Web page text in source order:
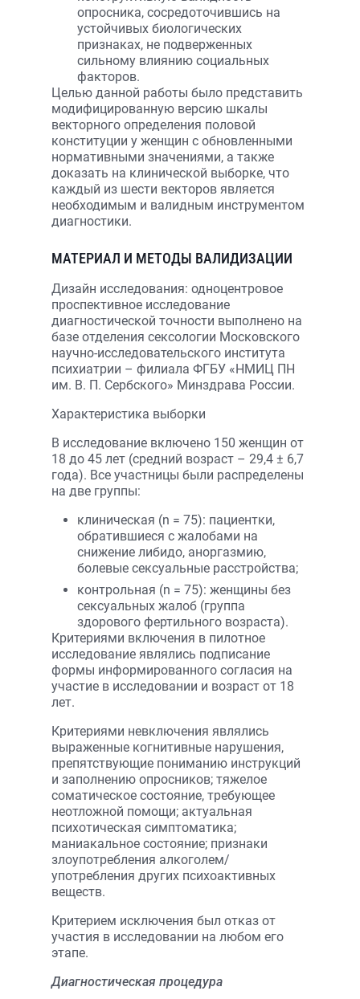
опросника, сосредоточившись на
устойчивых биологических
признаках, не подверженных
сильному влиянию социальных
факторов.
Целью данной работы было представить
модифицированную версию шкалы
векторного определения половой
конституции у женщин с обновленными
нормативными значениями, а также
доказать на клинической выборке, что
каждый из шести векторов является
необходимым и валидным инструментом
диагностики.
МАТЕРИАЛ И МЕТОДЫ ВАЛИДИЗАЦИИ
Дизайн исследования: одноцентровое
проспективное исследование
диагностической точности выполнено на
базе отделения сексологии Московского
научно-исследовательского института
психиатрии – филиала ФГБУ «НМИЦ ПН
им. В. П. Сербского» Минздрава России.
Характеристика выборки
В исследование включено 150 женщин от
18 до 45 лет (средний возраст – 29,4 ± 6,7
года). Все участницы были распределены
на две группы:
клиническая (n = 75): пациентки,
обратившиеся с жалобами на
снижение либидо, аноргазмию,
болевые сексуальные расстройства;
контрольная (n = 75): женщины без
сексуальных жалоб (группа
здорового фертильного возраста).
Критериями включения в пилотное
исследование являлись подписание
формы информированного согласия на
участие в исследовании и возраст от 18
лет.
Критериями невключения являлись
выраженные когнитивные нарушения,
препятствующие пониманию инструкций
и заполнению опросников; тяжелое
соматическое состояние, требующее
неотложной помощи; актуальная
психотическая симптоматика;
маниакальное состояние; признаки
злоупотребления алкоголем/
употребления других психоактивных
веществ.
Критерием исключения был отказ от
участия в исследовании на любом его
этапе.
Диагностическая процедура